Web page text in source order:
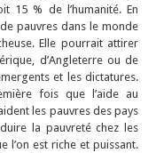
15 % de l’humanité. En
pauvres dans le monde
Elle pourrait attirer
d’Angleterre ou de
et les dictatures.
fois que l’aide au
les pauvres des pays
la pauvreté chez les
l’on est riche et puissant.